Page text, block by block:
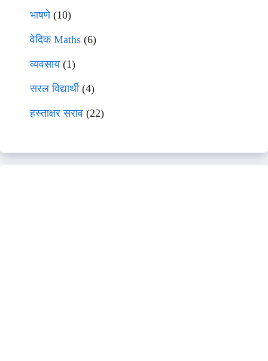
भाषणे(10)
वेदिक Maths (6)
व्यवसाय(1)
सरल विद्यार्थी(4)
हस्ताक्षर सराव (22)